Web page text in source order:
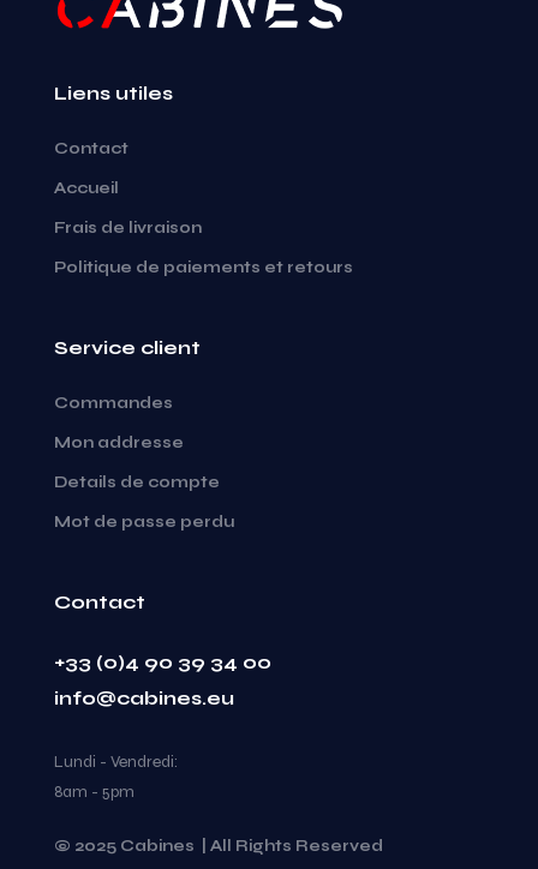
Liens utiles
Contact
Accueil
Frais de livraison
Politique de paiements et retours
Service client
Commandes
Mon addresse
Details de compte
Mot de passe perdu
Contact
+33 (0)4 90 39 34 00
info@cabines.eu
Lundi - Vendredi:
8am - 5pm
© 2025 Cabines | All Rights Reserved